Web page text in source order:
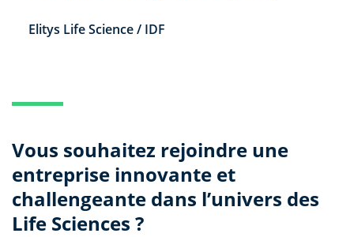
Elitys Life Science / IDF
Vous souhaitez rejoindre une
entreprise innovante et
challengeante dans l’univers des
Life Sciences ?